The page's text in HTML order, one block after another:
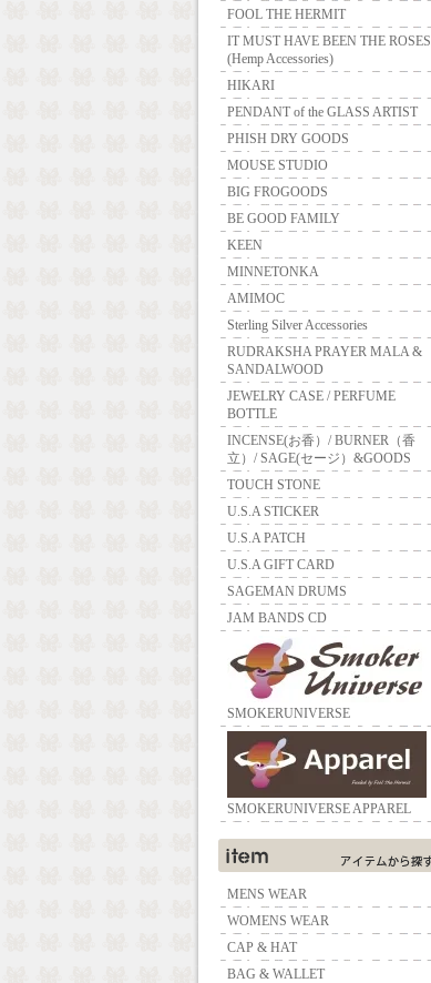
FOOL THE HERMIT
IT MUST HAVE BEEN THE ROSES
(Hemp Accessories)
HIKARI
PENDANT of the GLASS ARTIST
PHISH DRY GOODS
MOUSE STUDIO
BIG FROGOODS
BE GOOD FAMILY
KEEN
MINNETONKA
AMIMOC
Sterling Silver Accessories
RUDRAKSHA PRAYER MALA &
SANDALWOOD
JEWELRY CASE / PERFUME
BOTTLE
INCENSE(お香）/ BURNER（香
立）/ SAGE(セージ）&GOODS
TOUCH STONE
U.S.A STICKER
U.S.A PATCH
U.S.A GIFT CARD
SAGEMAN DRUMS
JAM BANDS CD
SMOKERUNIVERSE
SMOKERUNIVERSE APPAREL
MENS WEAR
WOMENS WEAR
CAP & HAT
BAG & WALLET